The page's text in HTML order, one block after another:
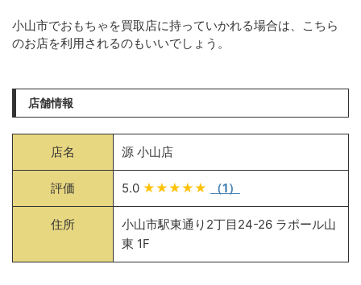
小山市でおもちゃを買取店に持っていかれる場合は、こちら
のお店を利用されるのもいいでしょう。
店舗情報
店名 源 小山店
評価 5.0 ★★★★★ （1）
住所
小山市駅東通り2丁目24-26 ラポール山
東 1F